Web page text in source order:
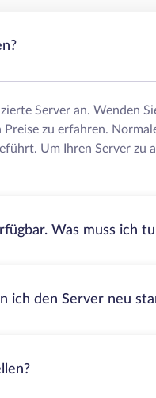
Server an. Wenden
zu erfahren.
Um Ihren Server
Was muss ich
ich den Server neu